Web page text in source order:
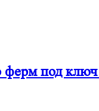
фермпод ключ